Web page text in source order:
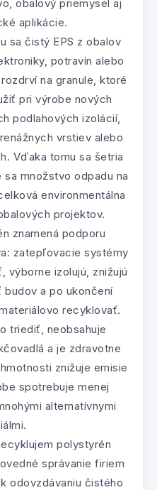
obalový priemysel aj
aplikácie.
sa čistý EPS z obalov
potravín alebo
na granule, ktoré
pri výrobe nových
podlahových izolácií,
vrstiev alebo
Vďaka tomu sa šetria
sa množstvo odpadu na
environmentálna
projektov.
znamená podporu
zatepľovacie systémy
výborne izolujú, znižujú
a po ukončení
recyklovať.
triediť, neobsahuje
a je zdravotne
znižuje emisie
spotrebuje menej
alternatívnymi
polystyrén
správanie firiem
odovzdávaniu čistého